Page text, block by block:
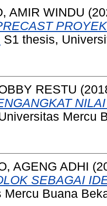
AMIR WINDU
S1 thesis,
RESTU
Mercu
AGENG ADHI
SEBAGAI
Mercu Buana